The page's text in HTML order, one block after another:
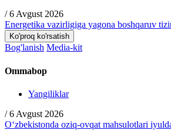
/ 6 Avgust 2026
Energetika vazirligiga yagona boshqaruv
Ko'proq ko'rsatish
Bog'lanish Media-kit
Ommabop
Yangiliklar
/ 6 Avgust 2026
O‘zbekistonda oziq-ovqat mahsulotlari